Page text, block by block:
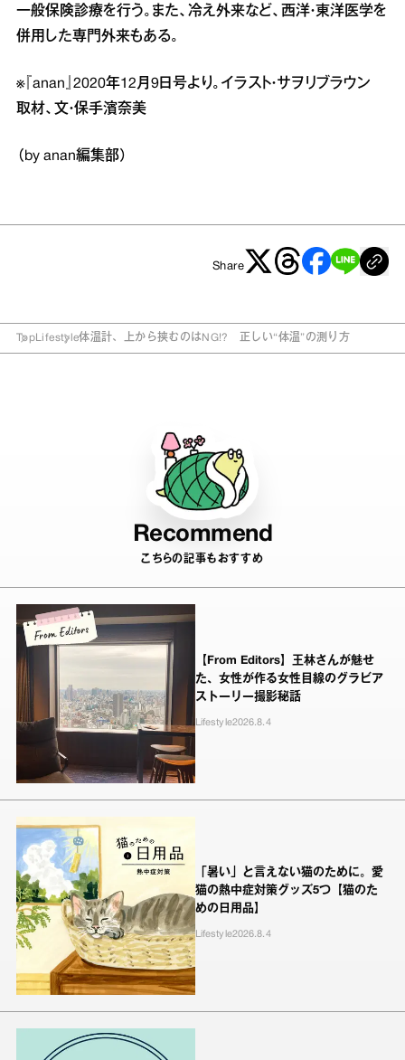
一般保険診療を行う。また、冷え外来など、西洋・東洋医学を
併用した専門外来もある。
※『anan』2020年12月9日号より。イラスト・サヲリブラウン
取材、文・保手濱奈美
（by anan編集部）
Share
Top Lifestyle体温計、上から挟むのはNG!? 正しい“体温”の測り方
Recommend
こちらの記事もおすすめ
【From Editors】王林さんが魅せ
た、女性が作る女性目線のグラビア
ストーリー撮影秘話
Lifestyle2026.8.4
「暑い」と言えない猫のために。愛
猫の熱中症対策グッズ5つ【猫のた
めの日用品】
Lifestyle2026.8.4